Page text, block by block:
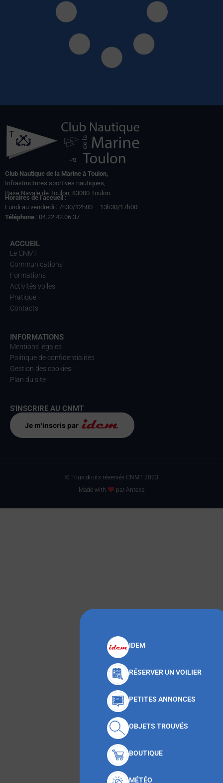
IDEM
RÉSERVER UN VOILIER
PETITES ANNONCES
OBJETS TROUVÉS
BOUTIQUE
MÉTÉO
Club Nautique de la Marine à Toulon,
Infrastructures sportives nautiques,
Base Navale de Toulon, 83000 Toulon.
Horaires de l’accueil :
Lundi au vendredi : 7h30/12h00 – 13h30/17h00
Téléphone : 04.22.42.06.37
ACCUEIL
Le CNMT
Communications
Formations
Activités voiles
Pratique
Contacts
INFORMATIONS
Mentions légales
Politique de confidentialités
Gestion des cookies
Plan du site
S'INSCRIRE AU CNMT
Je m'inscris par
© Tous droits réservés CNMT 2023
Made with
par Anteka